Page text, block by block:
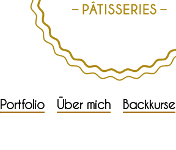
Portfolio Über mich Backkurse